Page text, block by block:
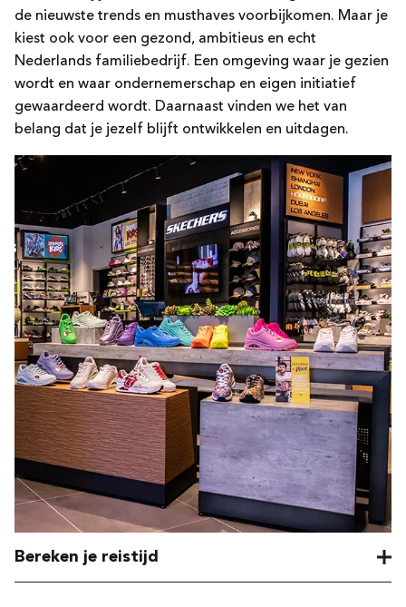
de nieuwste trends en musthaves voorbijkomen. Maar je
kiest ook voor een gezond, ambitieus en echt
Nederlands familiebedrijf. Een omgeving waar je gezien
wordt en waar ondernemerschap en eigen initiatief
gewaardeerd wordt. Daarnaast vinden we het van
belang dat je jezelf blijft ontwikkelen en uitdagen.
Bereken je reistijd